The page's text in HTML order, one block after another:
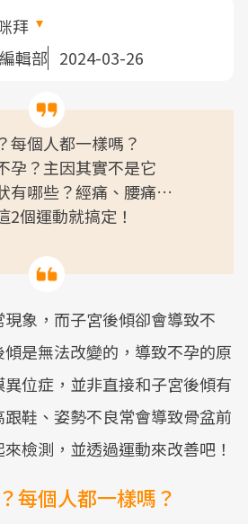
拜
輯部 2024-03-26
每個人都一樣嗎？
孕？主因其實不是它
有哪些？經痛、腰痛…
2個運動就搞定！
象，而子宮後傾卻會導致不
是無法改變的，導致不孕的原
位症，並非直接和子宮後傾有
鞋、姿勢不良常會導致骨盆前
檢測，並透過運動來改善吧！
每個人都一樣嗎？